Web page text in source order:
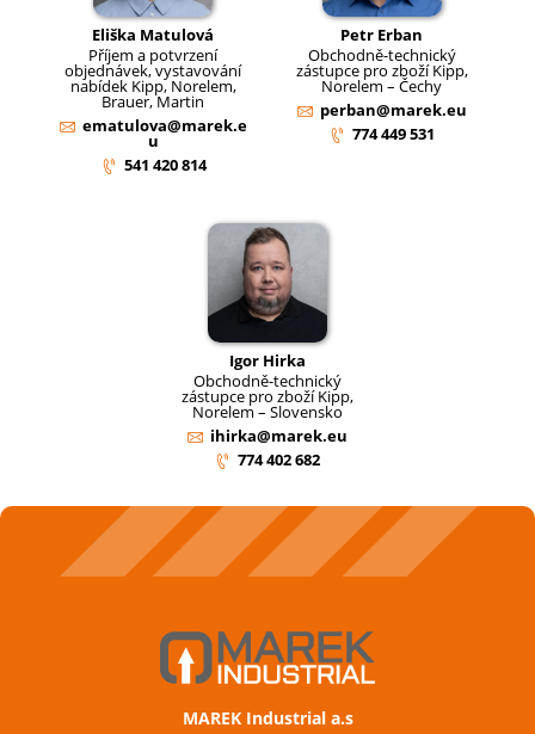
Eliška Matulová
Příjem a potvrzení
objednávek, vystavování
nabídek Kipp, Norelem,
Brauer, Martin
ematulova@marek.e
u
541 420 814
Petr Erban
Obchodně-technický
zástupce pro zboží Kipp,
Norelem – Čechy
perban@marek.eu
774 449 531
Igor Hirka
Obchodně-technický
zástupce pro zboží Kipp,
Norelem – Slovensko
ihirka@marek.eu
774 402 682
MAREK Industrial a.s